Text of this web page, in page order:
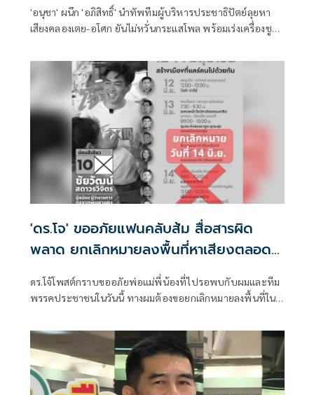
'อนุชา' ผนึก 'อภิสิทธิ์' นำทัพทีมผู้บริหารประชาธิปัตย์ลุยหา
เสียงคลองเตย-อโศก ยันไม่หวั่นกระแสโพล พร้อมเร่งเครื่องชู
'ดร.โจ' ขออภัยแฟนคลับส้ม สื่อสารผิด
พลาด ยกเลิกหมายลงพื้นที่หาเสียงตลอด
ดร.โจ้โพสต์กราบขออภัยพ่อแม่พี่น้องที่ไปรอพบกับผมและทีม
พรรคประชาชนในวันนี้ ทางผมต้องขอยกเลิกหมายลงพื้นที่ใน